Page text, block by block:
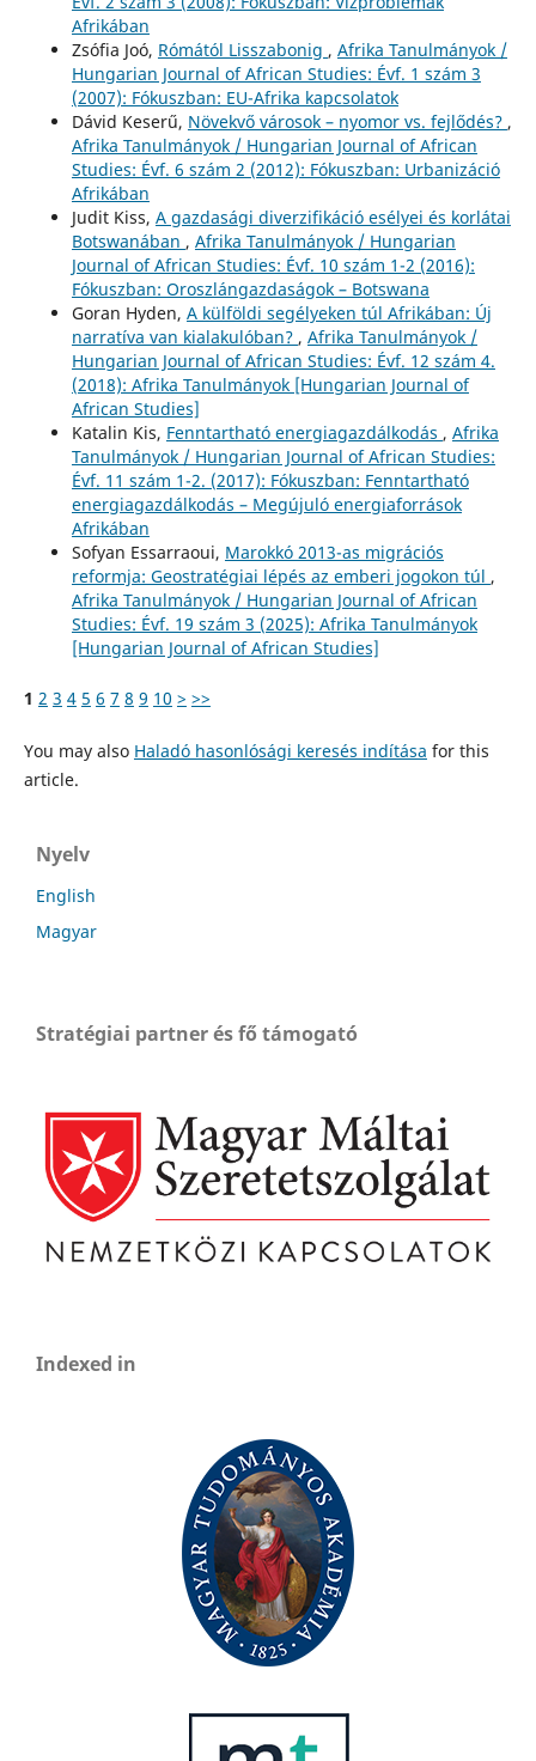
Afrikában
Zsófia Joó, Rómától Lisszabonig , Afrika Tanulmányok /
Hungarian Journal of African Studies: Évf. 1 szám 3
(2007): Fókuszban: EU-Afrika kapcsolatok
Dávid Keserű, Növekvő városok – nyomor vs. fejlődés? ,
Afrika Tanulmányok / Hungarian Journal of African
Studies: Évf. 6 szám 2 (2012): Fókuszban: Urbanizáció
Afrikában
Judit Kiss, A gazdasági diverzifikáció esélyei és korlátai
Botswanában , Afrika Tanulmányok / Hungarian
Journal of African Studies: Évf. 10 szám 1-2 (2016):
Fókuszban: Oroszlángazdaságok – Botswana
Goran Hyden, A külföldi segélyeken túl Afrikában: Új
narratíva van kialakulóban? , Afrika Tanulmányok /
Hungarian Journal of African Studies: Évf. 12 szám 4.
(2018): Afrika Tanulmányok [Hungarian Journal of
African Studies]
Katalin Kis, Fenntartható energiagazdálkodás , Afrika
Tanulmányok / Hungarian Journal of African Studies:
Évf. 11 szám 1-2. (2017): Fókuszban: Fenntartható
energiagazdálkodás – Megújuló energiaforrások
Afrikában
Sofyan Essarraoui, Marokkó 2013-as migrációs
reformja: Geostratégiai lépés az emberi jogokon túl ,
Afrika Tanulmányok / Hungarian Journal of African
Studies: Évf. 19 szám 3 (2025): Afrika Tanulmányok
[Hungarian Journal of African Studies]
1 2 3 4 5 6 7 8 9 10 > >>
You may also Haladó hasonlósági keresés indítása for this
article.
Nyelv
English
Magyar
Stratégiai partner és fő támogató
Indexed in